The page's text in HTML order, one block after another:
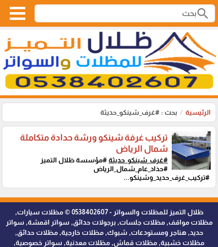
search
الرئيسية بحث : #غرف_شينكو_حديثة
تركيب غرفة شينكو ورشة حدادة متكاملة
شمال الرياض
#غرف_شينكو_حديثة#مؤسسة ظلال التميز
#حداد_عام_شمال_الرياض
#تركيب_غرف_حديد_وشينكو...
ظلال التميز للمظلات والسواتر - 0538402607 © مظلات سيارات,
مظلات مواقف, مظلات جلسات, برجولات حدائق, سواتر اقمشة, سواتر
حديد, هناجر ومستودعات, شبوك, مظلات خارجية, مظلات حدائق,
مظلات خشبية, مظلات قماش, مظلات معدنية, سواتر خصوصية,